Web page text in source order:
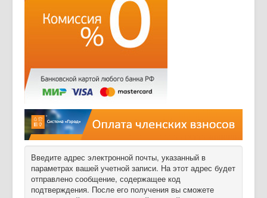
Введите адрес электронной почты, указанный в
параметрах вашей учетной записи. На этот адрес будет
отправлено сообщение, содержащее код
подтверждения. После его получения вы сможете